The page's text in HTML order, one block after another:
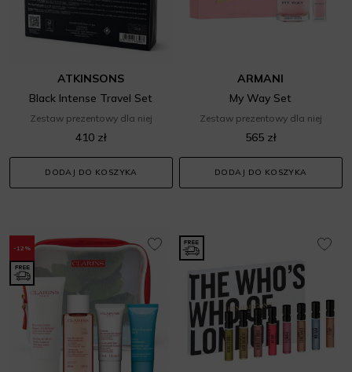
ATKINSONS
Black Intense Travel Set
Zestaw prezentowy dla niej
410 zł
DODAJ DO KOSZYKA
ARMANI
My Way Set
Zestaw prezentowy dla niej
565 zł
DODAJ DO KOSZYKA
-12%